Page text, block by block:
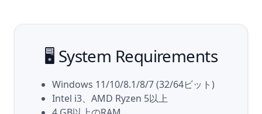
🖥️ System Requirements
Windows 11/10/8.1/8/7 (32/64ビット)
Intel i3、AMD Ryzen 5以上